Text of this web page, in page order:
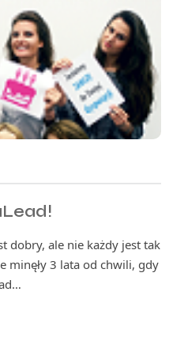
dobry, ale nie każdy jest tak
minęły 3 lata od chwili, gdy